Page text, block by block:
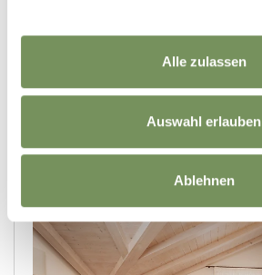
Alle zulassen
Auswahl erlauben
Ablehnen